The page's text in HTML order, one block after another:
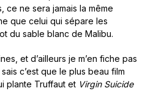
ce ne sera jamais la même
que celui qui sépare les
du sable blanc de Malibu.
et d’ailleurs je m’en fiche pas
c’est que le plus beau film
plante Truffaut et Virgin Suicide